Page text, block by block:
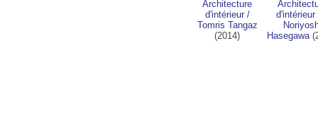
Architecture
d'intérieur/
Tomris Tangaz
(2014)
d'intérieur
Hasegawa